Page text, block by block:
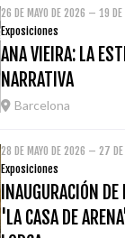
26 DE MAYO DE 2026 – 19 DE
Exposiciones
ANA VIEIRA: LA
NARRATIVA
Barcelona
28 DE MAYO DE 2026 – 27 DE
Exposiciones
INAUGURACIÓN
'LA CASA DE